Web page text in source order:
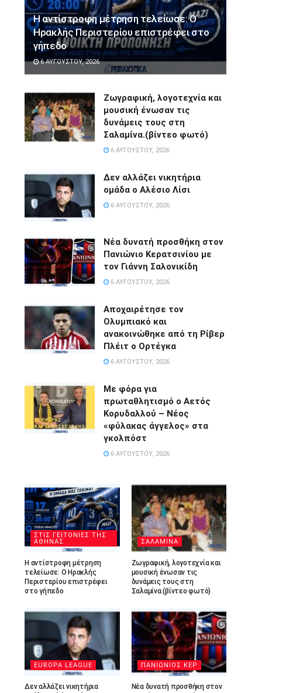
Η αντίστροφη μέτρηση τελείωσε: Ο
Ηρακλής Περιστερίου επιστρέφει στο
γήπεδο
6 ΑΥΓΟΎΣΤΟΥ, 2026
Ζωγραφική, λογοτεχνία και
μουσική ένωσαν τις
δυνάμεις τους στη
Σαλαμίνα.(βίντεο φωτό)
6 ΑΥΓΟΎΣΤΟΥ, 2026
Δεν αλλάζει νικητήρια
ομάδα ο Αλέσιο Λίσι
6 ΑΥΓΟΎΣΤΟΥ, 2026
Νέα δυνατή προσθήκη στον
Πανιώνιο Κερατσινίου με
τον Γιάννη Σαλονικίδη
6 ΑΥΓΟΎΣΤΟΥ, 2026
Αποχαιρέτησε τον
Ολυμπιακό και
ανακοινώθηκε από τη Ρίβερ
Πλέιτ ο Ορτέγκα
6 ΑΥΓΟΎΣΤΟΥ, 2026
Με φόρα για
πρωταθλητισμό ο Αετός
Κορυδαλλού – Νέος
«φύλακας άγγελος» στα
γκολπόστ
6 ΑΥΓΟΎΣΤΟΥ, 2026
ΣΤΙΣ ΓΕΙΤΟΝΙΕΣ ΤΗΣ
ΑΘΗΝΑΣ
Η αντίστροφη μέτρηση
τελείωσε: Ο Ηρακλής
Περιστερίου επιστρέφει
στο γήπεδο
ΣΑΛΑΜΙΝΑ
Ζωγραφική, λογοτεχνία και
μουσική ένωσαν τις
δυνάμεις τους στη
Σαλαμίνα.(βίντεο φωτό)
EUROPA LEAGUE
Δεν αλλάζει νικητήρια
ΠΑΝΙΩΝΙΟΣ ΚΕΡ
Νέα δυνατή προσθήκη στον